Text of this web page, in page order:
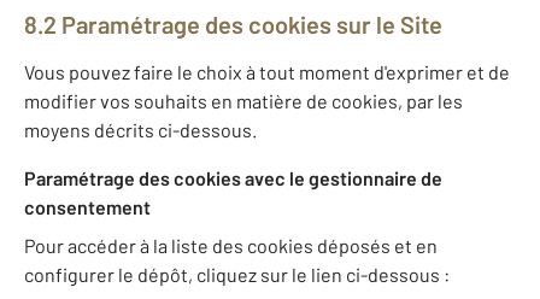
8.2 Paramétrage des cookies sur le Site
Vous pouvez faire le choix à tout moment d'exprimer et de
modifier vos souhaits en matière de cookies, par les
moyens décrits ci-dessous.
Paramétrage des cookies avec le gestionnaire de
consentement
Pour accéder à la liste des cookies déposés et en
configurer le dépôt, cliquez sur le lien ci-dessous :